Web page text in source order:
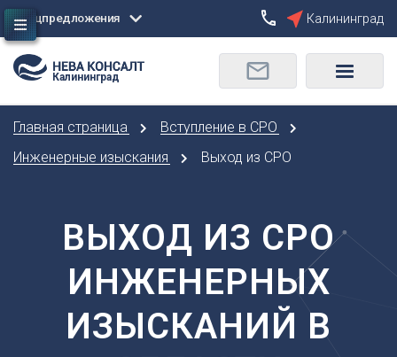
Сбросить
Москва
Санкт-Петербург
Барнаул
Белгород
Брянск
Владивосток
О
Орел
Оренбург
Пермь
Р
Ростов-на-Дону
Рязань
С
Спецпредложения Калининград
Калининград
Главная страница
Вступление в СРО
Инженерные изыскания
Выход из СРО
ВЫХОД ИЗ СРО
ИНЖЕНЕРНЫХ
ИЗЫСКАНИЙ В